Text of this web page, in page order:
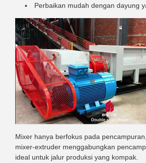
Perbaikan mudah dengan dayung
Mixer hanya berfokus pada
mixer-extruder menggabungkan
ideal untuk jalur produksi yang kompak.